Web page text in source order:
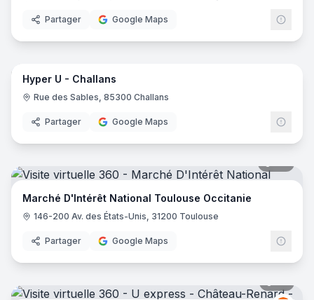
Partager Google Maps
59
Hyper U - Challans
Rue des Sables, 85300 Challans
Partager Google Maps
Marché D'Intérêt National Toulouse Occitanie
146-200 Av. des États-Unis, 31200 Toulouse
Partager Google Maps